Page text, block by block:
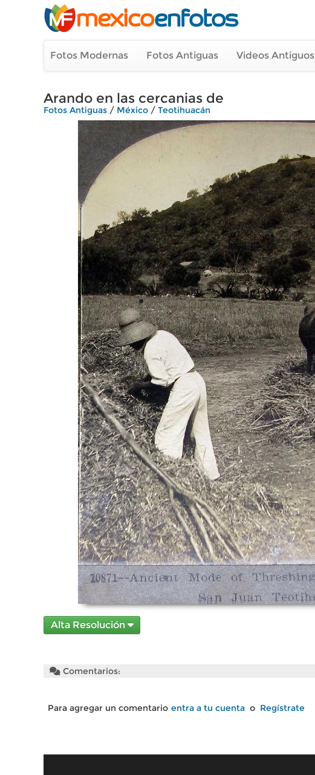
Fotos Modernas Fotos Antiguas Videos Antiguos
Arando en las cercanias de
Fotos Antiguas / México / Teotihuacán
Alta Resolución
Comentarios:
Para agregar un comentario entra a tu cuenta o Regístrate